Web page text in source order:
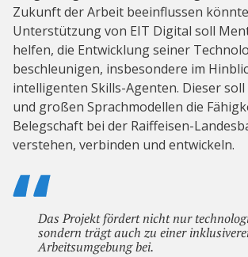
Zukunft der Arbeit beeinflussen
Unterstützung von EIT Digital soll
helfen, die Entwicklung seiner
beschleunigen, insbesondere im
intelligenten Skills-Agenten. Dieser
und großen Sprachmodellen die
Belegschaft bei der Raiffeisen-
verstehen, verbinden und entwickeln.
Das Projekt fördert nicht nur
sondern trägt auch zu einer
Arbeitsumgebung bei.